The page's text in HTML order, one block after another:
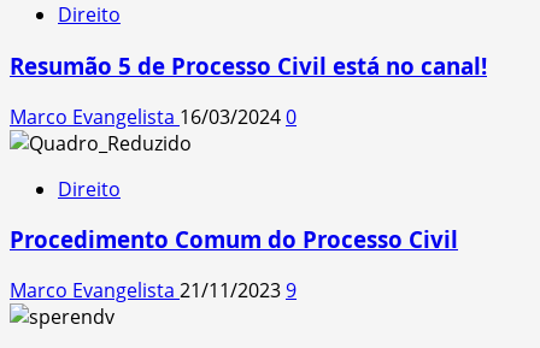
Direito
Resumão 5 de Processo Civil está no canal!
Marco Evangelista 16/03/20240
Direito
Procedimento Comum do Processo Civil
Marco Evangelista 21/11/20239